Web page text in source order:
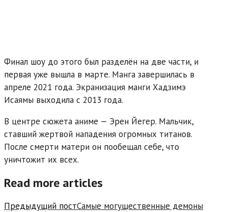
Финал шоу до этого был разделён на две части, и
первая уже вышла в марте. Манга завершилась в
апреле 2021 года. Экранизация манги Хадзимэ
Исаямы выходила с 2013 года.
В центре сюжета аниме — Эрен Йегер. Мальчик,
ставший жертвой нападения огромных титанов.
После смерти матери он пообещал себе, что
уничтожит их всех.
Read more articles
Предыдущий постСамые могущественные демоны